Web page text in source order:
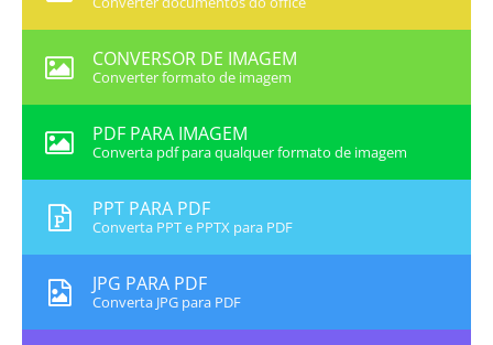
CONVERSOR DE IMAGEM
Converter formato de imagem
PDF PARA IMAGEM
Converta pdf para qualquer formato de imagem
PPT PARA PDF
Converta PPT e PPTX para PDF
JPG PARA PDF
Converta JPG para PDF